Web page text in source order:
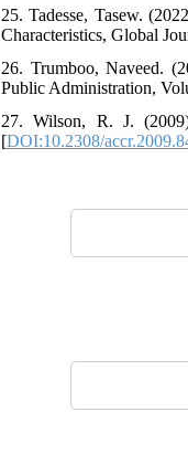
25. Tadesse, Tasew.
Characteristics, Global
26. Trumboo, Naveed.
Public Administration,
27. Wilson, R. J.
[DOI:10.2308/